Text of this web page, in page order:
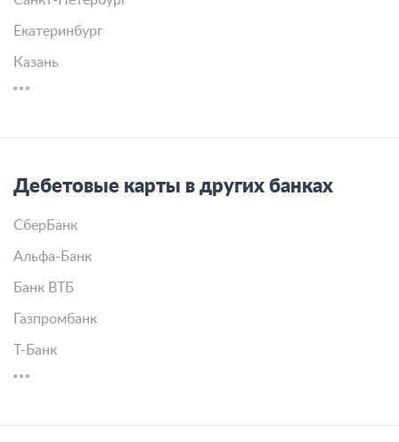
Екатеринбург
Казань
Дебетовые карты в других банках
СберБанк
Альфа-Банк
Банк ВТБ
Газпромбанк
Т-Банк